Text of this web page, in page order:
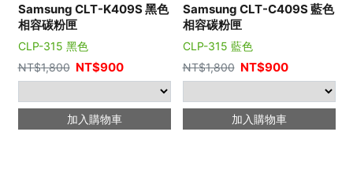
Samsung CLT-K409S 黑色
相容碳粉匣
CLP-315 黑色
NT$1,800 NT$900
加入購物車
Samsung CLT-C409S 藍色
相容碳粉匣
CLP-315 藍色
NT$1,800 NT$900
加入購物車